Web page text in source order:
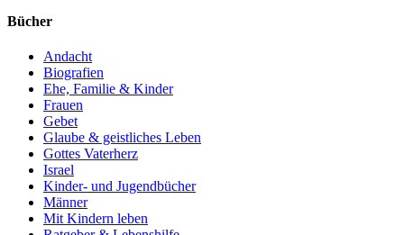
Bücher
Andacht
Biografien
Ehe, Familie & Kinder
Frauen
Gebet
Glaube & geistliches Leben
Gottes Vaterherz
Israel
Kinder- und Jugendbücher
Männer
Mit Kindern leben